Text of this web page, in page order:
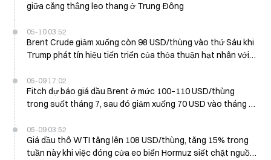
giữa căng thẳng leo thang ở Trung Đông
05-10 03:52
Brent Crude giảm xuống còn 98 USD/thùng vào thứ Sáu khi
Trump phát tín hiệu tiến triển của thỏa thuận hạt nhân với
05-09 17:02
Fitch dự báo giá dầu Brent ở mức 100–110 USD/thùng
trong suốt tháng 7, sau đó giảm xuống 70 USD vào tháng 9
05-09 03:52
Giá dầu thô WTI tăng lên 108 USD/thùng, tăng 15% trong
tuần này khi việc đóng cửa eo biển Hormuz siết chặt nguồn